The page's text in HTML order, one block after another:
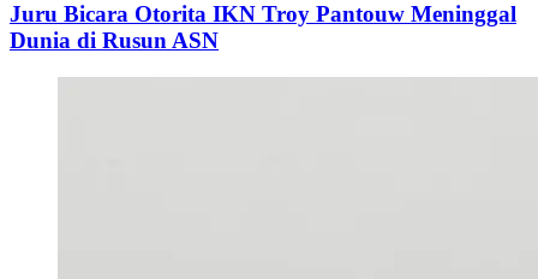
Juru Bicara Otorita IKN Troy Pantouw Meninggal
Dunia di Rusun ASN